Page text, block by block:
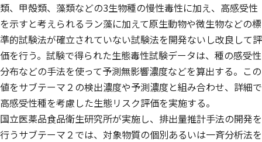
類、甲殻類、藻類などの3生物種の慢性毒性に加え、高感受性
を示すと考えられるラン藻に加えて原生動物や微生物などの標
準的試験法が確立されていない試験法を開発ないし改良して評
価を行う。試験で得られた生態毒性試験データは、種の感受性
分布などの手法を使って予測無影響濃度などを算出する。この
値をサブテーマ２の検出濃度や予測濃度と組み合わせ、詳細で
高感受性種を考慮した生態リスク評価を実施する。
国立医薬品食品衛生研究所が実施し、排出量推計手法の開発を
行うサブテーマ２では、対象物質の個別あるいは一斉分析法を